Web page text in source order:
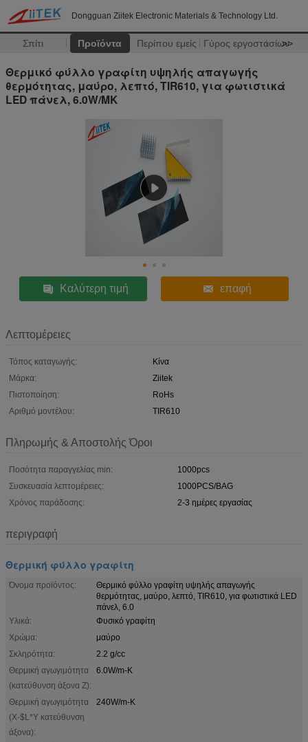
Dongguan Ziitek Electronic Materials & Technology Ltd.
Σπίτι Προϊόντα Περίπου εμείς Γύρος εργοστασίων
>>
Θερμικό φύλλο γραφίτη υψηλής απαγωγής
θερμότητας, μαύρο, λεπτό, TIR610, για φωτιστικά
LED πάνελ, 6.0W/MK
Καλύτερη τιμή επαφή
Λεπτομέρειες
Τόπος καταγωγής:
Κίνα
Μάρκα:
Ziitek
Πιστοποίηση:
RoHs
Αριθμό μοντέλου:
TIR610
Πληρωμής & Αποστολής Όροι
Ποσότητα παραγγελίας min:
1000pcs
Συσκευασία λεπτομέρειες:
1000PCS/BAG
Χρόνος παράδοσης:
2-3 ημέρες εργασίας
περιγραφή
Θερμική φύλλο γραφίτη
Όνομα προϊόντος:
Θερμικό φύλλο γραφίτη υψηλής απαγωγής
θερμότητας, μαύρο, λεπτό, TIR610, για φωτιστικά LED
πάνελ, 6.0
Υλικά:
Φυσικό γραφίτη
Χρώμα:
μαύρο
Σκληρότητα:
2.2 g/cc
Θερμική αγωγιμότητα
(κατεύθυνση άξονα Ζ):
6.0W/m-Κ
Θερμική αγωγιμότητα
(X-$L*Y κατεύθυνση
άξονα):
240W/m-Κ